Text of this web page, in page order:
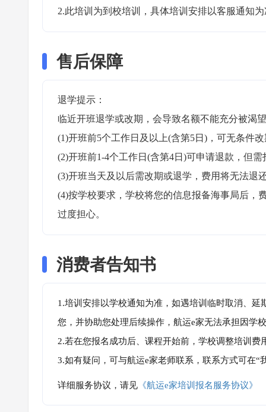
2.此培训为到校培训，具体培训安排以客服通知
售后保障
退学提示：
临近开班退学或改期，会导致名额不能充分被渴
(1)开班前5个工作日及以上(含第5日)，可无条件
(2)开班前1-4个工作日(含第4日)可申请退款，但
(3)开班当天及以后需改期或退学，费用将无法退
(4)按学校要求，学校将您的信息报备海事局后，
过度担心。
消费者告知书
1.培训安排以学校通知为准，如遇培训临时取消、
您，并协助您处理后续操作，航运e家无法承担因学
2.若在您报名成功后、课程开始前，学校调整培训
3.如有疑问，可与航运e家老师联系，联系方式可在
详细服务协议，请见 《航运e家培训报名服务协议》